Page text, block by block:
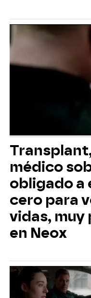
médico
obligado a
cero para
vidas,
en Neox